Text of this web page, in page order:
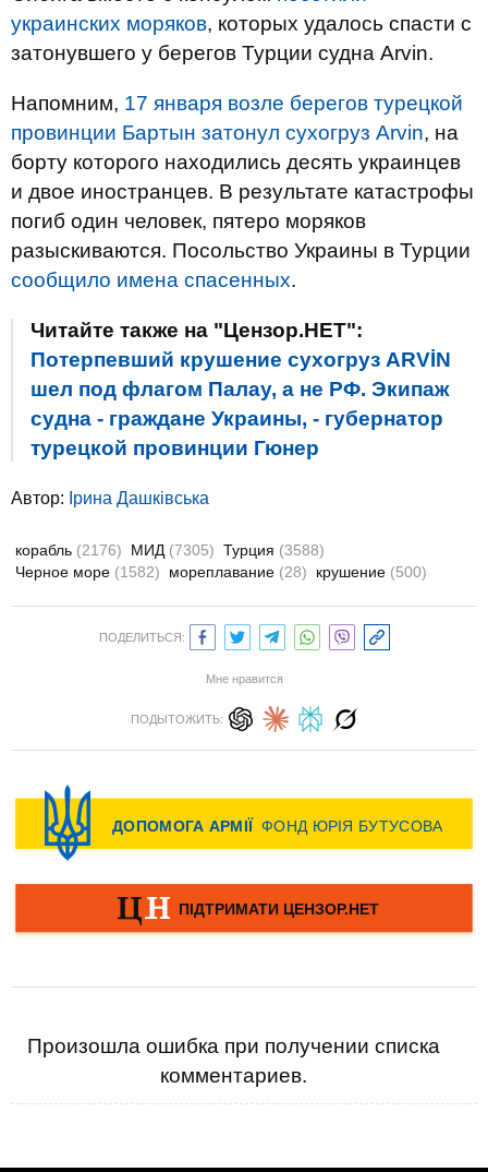
украинских моряков, которых удалось спасти с
затонувшего у берегов Турции судна Arvin.
Напомним, 17 января возле берегов турецкой
провинции Бартын затонул сухогруз Arvin, на
борту которого находились десять украинцев
и двое иностранцев. В результате катастрофы
погиб один человек, пятеро моряков
разыскиваются. Посольство Украины в Турции
сообщило имена спасенных.
Читайте также на "Цензор.НЕТ":
Потерпевший крушение сухогруз ARVİN
шел под флагом Палау, а не РФ. Экипаж
судна - граждане Украины, - губернатор
турецкой провинции Гюнер
Автор: Ірина Дашківська
корабль (2176) МИД (7305) Турция (3588)
Черное море (1582) мореплавание (28) крушение (500)
ПОДЕЛИТЬСЯ:
Мне нравится
ПОДЫТОЖИТЬ:
Произошла ошибка при получении списка
комментариев.